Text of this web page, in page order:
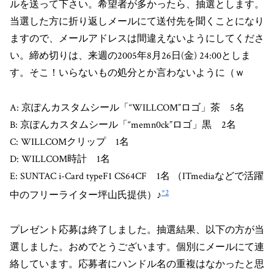
ルを送って下さい。希望者が多かったら、抽選とします。
当選した方に折り返しメールにて送付先を聞くことになり
ますので、メールアドレスは間違えないようにしてくださ
い。締め切りは、来週の2005年8月26日(金) 24:00としま
す。そこ！いらないもの処分とか言わないように（ｗ
A: 京ぽんカスタムシール「“WILLCOM”ロゴ」茶 5名
B: 京ぽんカスタムシール「“memn0ck”ロゴ」黒 2名
C: WILLCOMクリップ 1名
D: WILLCOM時計 1名
E: SUNTAC i-Card typeF1 CS64CF 1名 （ITmediaなどで活躍
中のフリーライター坪山氏提供）♪*2
プレゼント応募は終了しました。抽選結果、以下の方が当
選しました。おめでとうございます。個別にメールにて連
絡しています。応募者にハンドル名の重複はなかったと思